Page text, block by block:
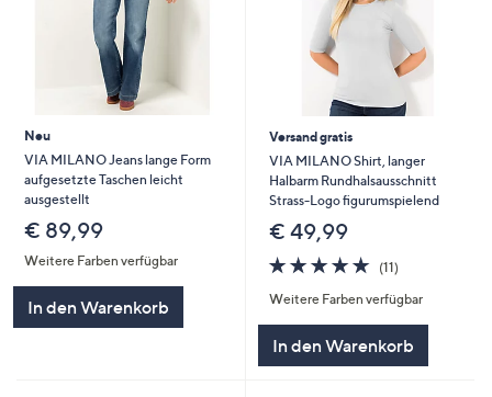
um
diese
anzuzeigen.
Neu
VIA MILANO Jeans lange Form
aufgesetzte Taschen leicht
ausgestellt
€ 89,99
Weitere Farben verfügbar
In den Warenkorb
Versand gratis
VIA MILANO Shirt, langer
Halbarm Rundhalsausschnitt
Strass-Logo figurumspielend
€ 49,99
4.6
von
5
(11)11
Weitere Farben verfügbar
In den Warenkorb